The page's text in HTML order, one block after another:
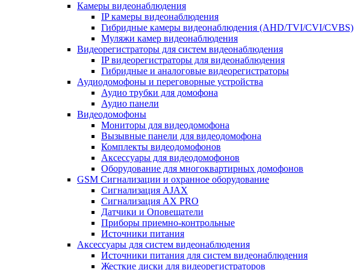
Камеры видеонаблюдения
IP камеры видеонаблюдения
Гибридные камеры видеонаблюдения (AHD/TVI/CVI/CVBS)
Муляжи камер видеонаблюдения
Видеорегистраторы для систем видеонаблюдения
IP видеорегистраторы для видеонаблюдения
Гибридные и аналоговые видеорегистраторы
Аудиодомофоны и переговорные устройства
Аудио трубки для домофона
Аудио панели
Видеодомофоны
Мониторы для видеодомофона
Вызывные панели для видеодомофона
Комплекты видеодомофонов
Аксессуары для видеодомофонов
Оборудование для многоквартирных домофонов
GSM Сигнализации и охранное оборудование
Сигнализация AJAX
Сигнализация AX PRO
Датчики и Оповещатели
Приборы приемно-контрольные
Источники питания
Аксессуары для систем видеонаблюдения
Источники питания для систем видеонаблюдения
Жесткие диски для видеорегистраторов